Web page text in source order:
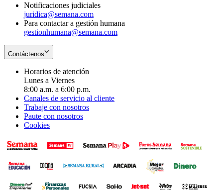
Notificaciones judiciales
juridica@semana.com
Para contactar a gestión humana
gestionhumana@semana.com
Contáctenos
Horarios de atención
Lunes a Viernes
8:00 a.m. a 6:00 p.m.
Canales de servicio al cliente
Trabaje con nosotros
Paute con nosotros
Cookies